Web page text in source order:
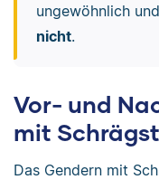
ungewöhnlich
nicht.
Vor- und
mit
Das Gendern mit